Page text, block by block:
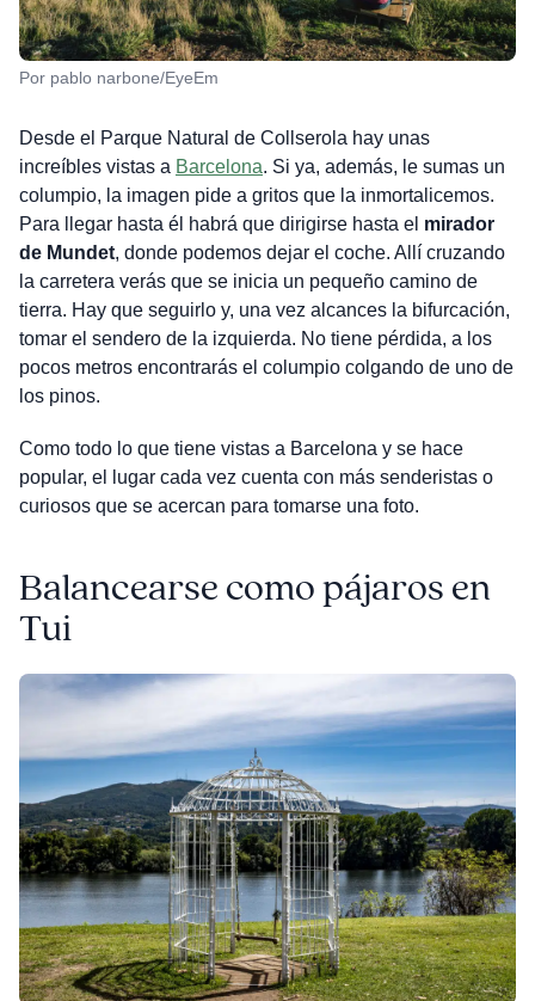
Por pablo narbone/EyeEm
Desde el Parque Natural de Collserola hay unas
increíbles vistas a Barcelona. Si ya, además, le sumas un
columpio, la imagen pide a gritos que la inmortalicemos.
Para llegar hasta él habrá que dirigirse hasta el mirador
de Mundet, donde podemos dejar el coche. Allí cruzando
la carretera verás que se inicia un pequeño camino de
tierra. Hay que seguirlo y, una vez alcances la bifurcación,
tomar el sendero de la izquierda. No tiene pérdida, a los
pocos metros encontrarás el columpio colgando de uno de
los pinos.
Como todo lo que tiene vistas a Barcelona y se hace
popular, el lugar cada vez cuenta con más senderistas o
curiosos que se acercan para tomarse una foto.
Balancearse como pájaros en
Tui